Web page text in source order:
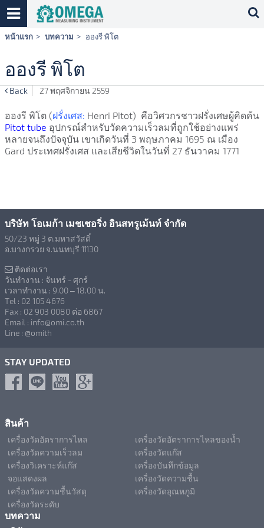
Skip
หน้าแรก บทความ อองรี พิโต
อองรี พิโต
Back 27 พฤศจิกายน 2559
อองรี พิโต (ฝรั่งเศส: Henri Pitot) คือวิศวกรชาวฝรั่งเศษผู้คิดค้น
Pitot tube อุปกรณ์สำหรับวัดความเร็วลมที่ถูกใช้อย่างแพร่
หลายจนถึงปัจจุบัน เขาเกิดวันที่ 3 พฤษภาคม 1695 ณ เมือง
Gard ประเทศฝรั่งเศส และเสียชีวิตในวันที่ 27 ธันวาคม 1771
บริษัท โอเมก้า เมชเชอริ่ง อินสทรูเม้นท์ จำกัด
50/23 หมู่ 3 ต.มหาสวัสดิ์
อ.บางกรวย จ.นนทบุรี 11130
ติดต่อเรา
วันทำงาน : จันทร์ - ศุกร์
เวลาทำงาน : 9.00 – 18.00 น.
Tel : 02 105 4676
Fax : 02 903 0080 ต่อ 6867
Email : info@omi.co.th
Line : @omith
STAY UPDATED
สินค้า
เครื่องวัดอัตราการไหล
เครื่องวัดอัตราการไหลของน้ำ
เครื่องวัดความเร็วลม
เครื่องวัดแก๊ส
เครื่องวิเคราะห์แก๊ส
เครื่องบันทึกข้อมูล
จอแสดงผล
เครื่องวัดความชื้น
เครื่องวัดความชื้นวัสดุ
เครื่องวัดอุณหภูมิ
เครื่องวัดระดับ
บทความ